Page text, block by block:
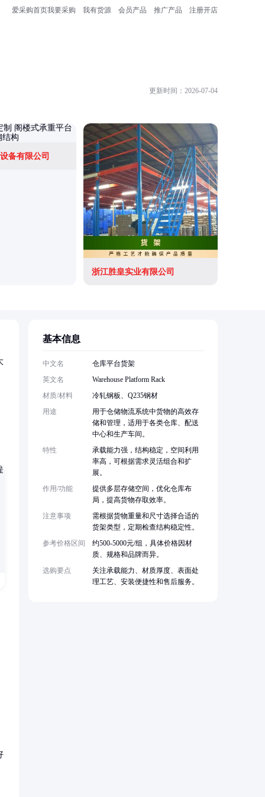
爱采购首页我要采购 我有货源 会员产品 推广产品 注册开店
更新时间：2026-07-04
备有限公司
浙江胜皇实业有限公司
基本信息
中文名
仓库平台货架
英文名
Warehouse Platform Rack
材质/材料
冷轧钢板、Q235钢材
用途
用于仓储物流系统中货物的高效存
储和管理，适用于各类仓库、配送
中心和生产车间。
特性
承载能力强，结构稳定，空间利用
率高，可根据需求灵活组合和扩
展。
作用/功能
提供多层存储空间，优化仓库布
局，提高货物存取效率。
注意事项
需根据货物重量和尺寸选择合适的
货架类型，定期检查结构稳定性。
参考价格区间
约500-5000元/组，具体价格因材
质、规格和品牌而异。
选购要点
关注承载能力、材质厚度、表面处
理工艺、安装便捷性和售后服务。